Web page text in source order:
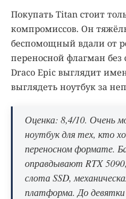
Покупать Titan стоит
компромиссов. Он
беспомощный вдали от
переносной флагман без
Draco Epic выглядит
выглядеть ноутбук за
Оценка: 8,4/10. Очень
ноутбук для тех, кто
переносном формате.
оправдывают RTX
слота SSD,
платформа. До девятки